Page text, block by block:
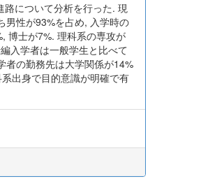
について分析を行った. 現
男性が93%を占め, 入学時の
博士が7%. 理科系の専攻が
入学者は一般学生と比べて
者の勤務先は大学関係が14%
出身で目的意識が明確で有